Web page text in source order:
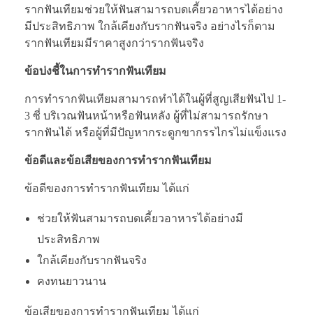
รากฟันเทียมช่วยให้ฟันสามารถบดเคี้ยวอาหารได้อย่าง
มีประสิทธิภาพ ใกล้เคียงกับรากฟันจริง อย่างไรก็ตาม
รากฟันเทียมมีราคาสูงกว่ารากฟันจริง
ข้อบ่งชี้ในการทำรากฟันเทียม
การทำรากฟันเทียมสามารถทำได้ในผู้ที่สูญเสียฟันไป 1-
3 ซี่ บริเวณฟันหน้าหรือฟันหลัง ผู้ที่ไม่สามารถรักษา
รากฟันได้ หรือผู้ที่มีปัญหากระดูกขากรรไกรไม่แข็งแรง
ข้อดีและข้อเสียของการทำรากฟันเทียม
ข้อดีของการทำรากฟันเทียม ได้แก่
ช่วยให้ฟันสามารถบดเคี้ยวอาหารได้อย่างมี
ประสิทธิภาพ
ใกล้เคียงกับรากฟันจริง
คงทนยาวนาน
ข้อเสียของการทำรากฟันเทียม ได้แก่